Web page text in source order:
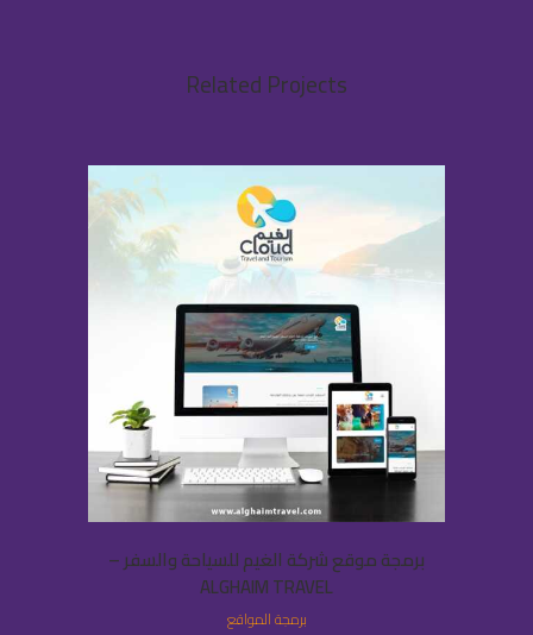
Related Projects
برمجة موقع شركة الغيم للسياحة والسفر –
ALGHAIM TRAVEL
برمجة المواقع